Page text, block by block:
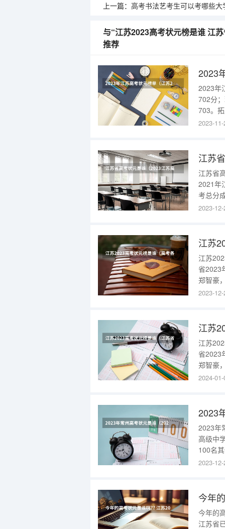
上一篇： 高考书法艺考生可以考哪些大
与“江苏2023高考状元榜是谁 江
推荐
2023
2023年
702分
703。
思考能
2023-
江苏
江苏省
2021年
考总分
和全国
2023-
江苏
江苏
省2023
郑智豪
元的定
2023-
江苏
江苏
省2023
郑智豪
元的定
2024-
2023年
高级中
100名
注和讨
2023-
今年
今年的
江苏省